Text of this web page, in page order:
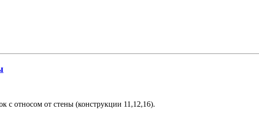
с относом от стены (конструкции 11,12,16).